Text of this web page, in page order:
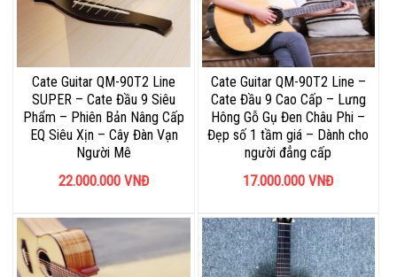
Cate Guitar QM-90T2 Line
SUPER – Cate Đầu 9 Siêu
Phẩm – Phiên Bản Nâng Cấp
EQ Siêu Xịn – Cây Đàn Vạn
Người Mê
22.000.000 VNĐ
Cate Guitar QM-90T2 Line –
Cate Đầu 9 Cao Cấp – Lưng
Hông Gỗ Gụ Đen Châu Phi –
Đẹp số 1 tầm giá – Dành cho
người đẳng cấp
17.000.000 VNĐ